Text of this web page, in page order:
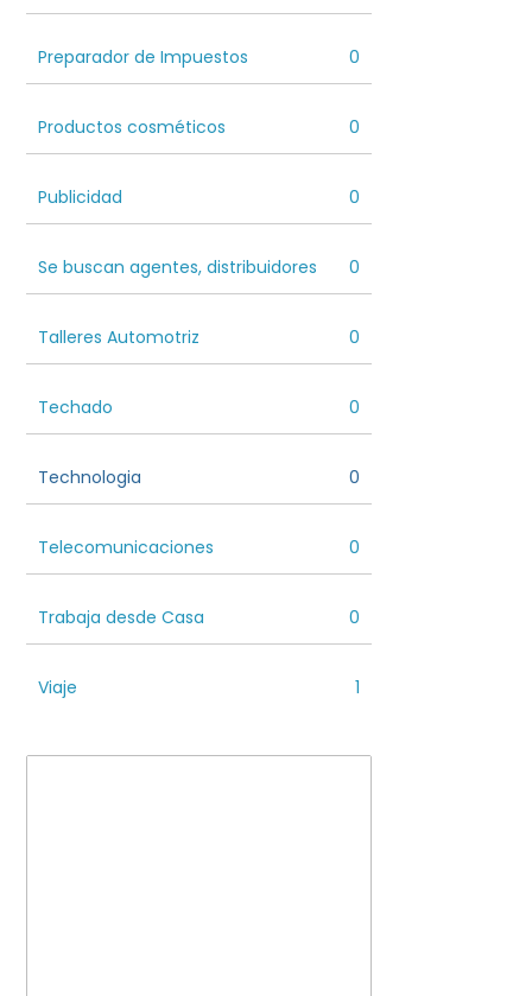
Preparador de Impuestos 0
Productos cosméticos 0
Publicidad 0
Se buscan agentes, distribuidores 0
Talleres Automotriz 0
Techado 0
Technologia 0
Telecomunicaciones 0
Trabaja desde Casa 0
Viaje 1